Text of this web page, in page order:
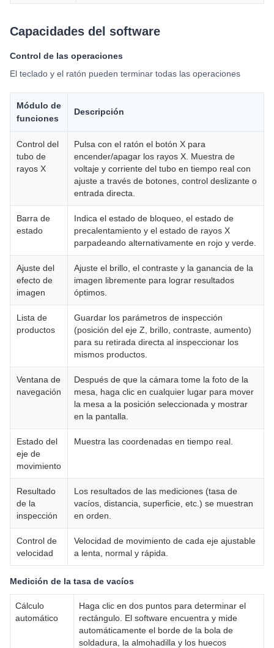
Capacidades del software
Control de las operaciones
El teclado y el ratón pueden terminar todas las operaciones
Módulo de
funciones
Descripción
Control del
tubo de
rayos X
Pulsa con el ratón el botón X para
encender/apagar los rayos X. Muestra de
voltaje y corriente del tubo en tiempo real con
ajuste a través de botones, control deslizante o
entrada directa.
Barra de
estado
Indica el estado de bloqueo, el estado de
precalentamiento y el estado de rayos X
parpadeando alternativamente en rojo y verde.
Ajuste del
efecto de
imagen
Ajuste el brillo, el contraste y la ganancia de la
imagen libremente para lograr resultados
óptimos.
Lista de
productos
Guardar los parámetros de inspección
(posición del eje Z, brillo, contraste, aumento)
para su retirada directa al inspeccionar los
mismos productos.
Ventana de
navegación
Después de que la cámara tome la foto de la
mesa, haga clic en cualquier lugar para mover
la mesa a la posición seleccionada y mostrar
en la pantalla.
Estado del
eje de
movimiento
Muestra las coordenadas en tiempo real.
Resultado
de la
inspección
Los resultados de las mediciones (tasa de
vacíos, distancia, superficie, etc.) se muestran
en orden.
Control de
velocidad
Velocidad de movimiento de cada eje ajustable
a lenta, normal y rápida.
Medición de la tasa de vacíos
Cálculo
automático
Haga clic en dos puntos para determinar el
rectángulo. El software encuentra y mide
automáticamente el borde de la bola de
soldadura, la almohadilla y los huecos